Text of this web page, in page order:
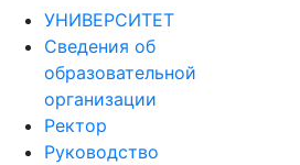
УНИВЕРСИТЕТ
Сведения об
образовательной
организации
Ректор
Руководство